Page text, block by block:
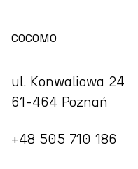
COCOMO
ul. Konwaliowa 24
61-464 Poznań
+48 505 710 186